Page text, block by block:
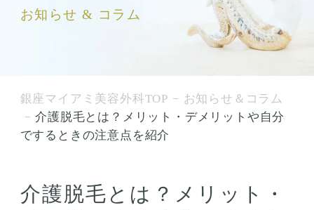
お知らせ & コラム
銀座マイアミ美容外科TOP
お知らせ＆コラム
介護脱毛とは？メリット・デメリットや自分
でするときの注意点を紹介
介護脱毛とは？メリット・